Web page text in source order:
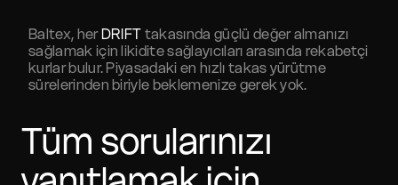
Baltex, herDRIFT takasında güçlü değer almanızı
sağlamak için likidite sağlayıcıları arasında rekabetçi
kurlar bulur. Piyasadaki en hızlı takas yürütme
sürelerinden biriyle beklemenize gerek yok.
Tüm sorularınızı